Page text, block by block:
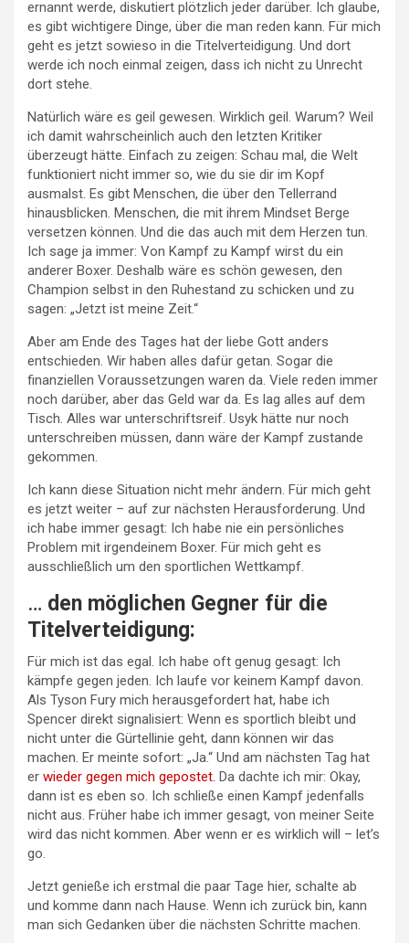
ernannt werde, diskutiert plötzlich jeder darüber. Ich glaube,
es gibt wichtigere Dinge, über die man reden kann. Für mich
geht es jetzt sowieso in die Titelverteidigung. Und dort
werde ich noch einmal zeigen, dass ich nicht zu Unrecht
dort stehe.
Natürlich wäre es geil gewesen. Wirklich geil. Warum? Weil
ich damit wahrscheinlich auch den letzten Kritiker
überzeugt hätte. Einfach zu zeigen: Schau mal, die Welt
funktioniert nicht immer so, wie du sie dir im Kopf
ausmalst. Es gibt Menschen, die über den Tellerrand
hinausblicken. Menschen, die mit ihrem Mindset Berge
versetzen können. Und die das auch mit dem Herzen tun.
Ich sage ja immer: Von Kampf zu Kampf wirst du ein
anderer Boxer. Deshalb wäre es schön gewesen, den
Champion selbst in den Ruhestand zu schicken und zu
sagen: „Jetzt ist meine Zeit.“
Aber am Ende des Tages hat der liebe Gott anders
entschieden. Wir haben alles dafür getan. Sogar die
finanziellen Voraussetzungen waren da. Viele reden immer
noch darüber, aber das Geld war da. Es lag alles auf dem
Tisch. Alles war unterschriftsreif. Usyk hätte nur noch
unterschreiben müssen, dann wäre der Kampf zustande
gekommen.
Ich kann diese Situation nicht mehr ändern. Für mich geht
es jetzt weiter – auf zur nächsten Herausforderung. Und
ich habe immer gesagt: Ich habe nie ein persönliches
Problem mit irgendeinem Boxer. Für mich geht es
ausschließlich um den sportlichen Wettkampf.
… den möglichen Gegner für die
Titelverteidigung:
Für mich ist das egal. Ich habe oft genug gesagt: Ich
kämpfe gegen jeden. Ich laufe vor keinem Kampf davon.
Als Tyson Fury mich herausgefordert hat, habe ich
Spencer direkt signalisiert: Wenn es sportlich bleibt und
nicht unter die Gürtellinie geht, dann können wir das
machen. Er meinte sofort: „Ja.“ Und am nächsten Tag hat
er wieder gegen mich gepostet. Da dachte ich mir: Okay,
dann ist es eben so. Ich schließe einen Kampf jedenfalls
nicht aus. Früher habe ich immer gesagt, von meiner Seite
wird das nicht kommen. Aber wenn er es wirklich will – let’s
go.
Jetzt genieße ich erstmal die paar Tage hier, schalte ab
und komme dann nach Hause. Wenn ich zurück bin, kann
man sich Gedanken über die nächsten Schritte machen.